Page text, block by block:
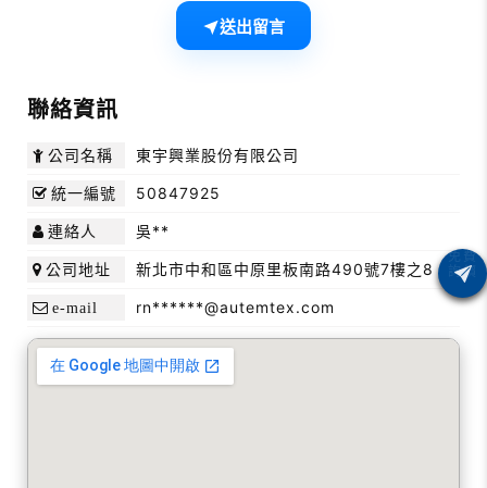
聯絡資訊
公司名稱 東宇興業股份有限公司
統一編號 50847925
連絡人 吳**
公司地址 新北市中和區中原里板南路490號7樓之8
e-mail rn******@autemtex.com
送出留言